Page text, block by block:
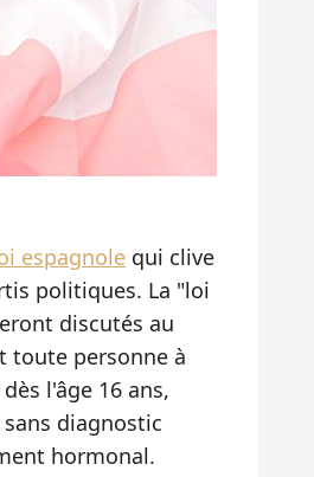
espagnole qui clive
politiques. La "loi
discutés au
toute personne à
l'âge 16 ans,
diagnostic
hormonal.